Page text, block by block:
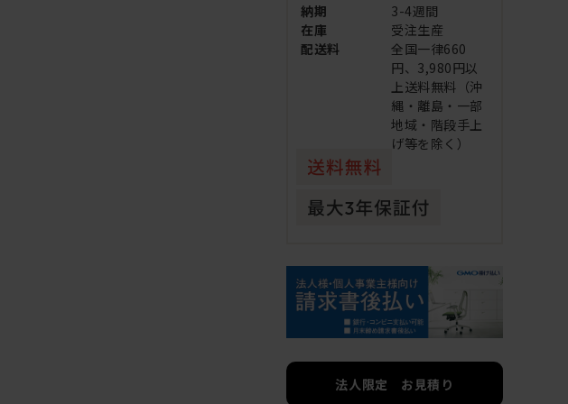
納期
3-4週間
在庫
受注生産
配送料
全国一律660
円、3,980円以
上送料無料（沖
縄・離島・一部
地域・階段手上
げ等を除く）
法人限定 お見積り